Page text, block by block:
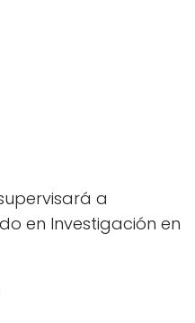
a
en Investigación en